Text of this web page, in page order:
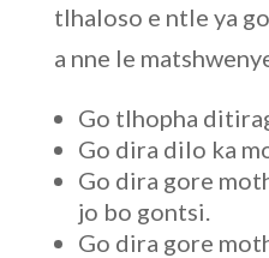
tlhaloso e ntle ya
a nne le
Go tlhopha
Go dira dilo ka
Go dira gore
jo bo gontsi.
Go dira gore